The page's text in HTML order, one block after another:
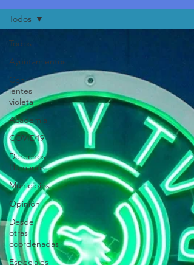
Todos
Ayuntamientos
Con
lentes
violeta
Academia
COVID19
Derechos
Humanos
Municipios
Opinión
Desde
otras
coordenadas
Especiales
Todos